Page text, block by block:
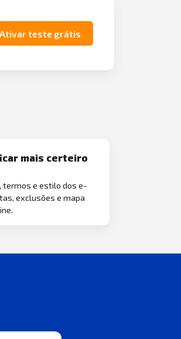
Ativar teste grátis
mais certeiro
termos e estilo dos e-
exclusões e mapa